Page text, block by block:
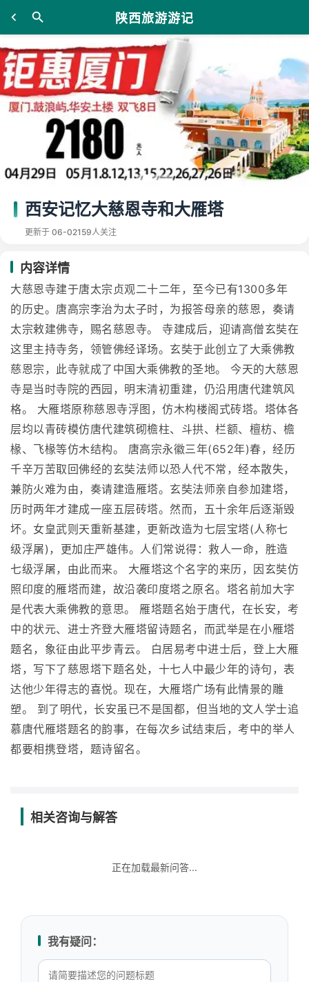
陕西旅游游记
西安记忆大慈恩寺和大雁塔
更新于 06-02159人关注
内容详情
大慈恩寺建于唐太宗贞观二十二年，至今已有1300多年
的历史。唐高宗李治为太子时，为报答母亲的慈恩，奏请
太宗敕建佛寺，赐名慈恩寺。 寺建成后，迎请高僧玄奘在
这里主持寺务，领管佛经译场。玄奘于此创立了大乘佛教
慈恩宗，此寺就成了中国大乘佛教的圣地。 今天的大慈恩
寺是当时寺院的西园，明末清初重建，仍沿用唐代建筑风
格。 大雁塔原称慈恩寺浮图，仿木构楼阁式砖塔。塔体各
层均以青砖模仿唐代建筑砌檐柱、斗拱、栏额、檀枋、檐
椽、飞椽等仿木结构。 唐高宗永徽三年(652年)春，经历
千辛万苦取回佛经的玄奘法师以恐人代不常，经本散失，
兼防火难为由，奏请建造雁塔。玄奘法师亲自参加建塔，
历时两年才建成一座五层砖塔。然而，五十余年后逐渐毁
坏。女皇武则天重新基建，更新改造为七层宝塔(人称七
级浮屠)，更加庄严雄伟。人们常说得：救人一命，胜造
七级浮屠，由此而来。 大雁塔这个名字的来历，因玄奘仿
照印度的雁塔而建，故沿袭印度塔之原名。塔名前加大字
是代表大乘佛教的意思。 雁塔题名始于唐代，在长安，考
中的状元、进士齐登大雁塔留诗题名，而武举是在小雁塔
题名，象征由此平步青云。 白居易考中进士后，登上大雁
塔，写下了慈恩塔下题名处，十七人中最少年的诗句，表
达他少年得志的喜悦。现在，大雁塔广场有此情景的雕
塑。 到了明代，长安虽已不是国都，但当地的文人学士追
慕唐代雁塔题名的韵事，在每次乡试结束后，考中的举人
都要相携登塔，题诗留名。
相关咨询与解答
正在加载最新问答...
我有疑问：